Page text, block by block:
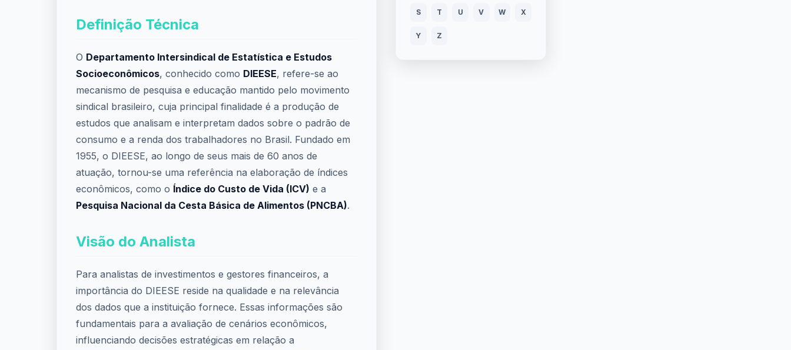
Definição Técnica
O Departamento Intersindical de Estatística e Estudos
Socioeconômicos, conhecido como DIEESE, refere-se ao
mecanismo de pesquisa e educação mantido pelo movimento
sindical brasileiro, cuja principal finalidade é a produção de
estudos que analisam e interpretam dados sobre o padrão de
consumo e a renda dos trabalhadores no Brasil. Fundado em
1955, o DIEESE, ao longo de seus mais de 60 anos de
atuação, tornou-se uma referência na elaboração de índices
econômicos, como o Índice do Custo de Vida (ICV) e a
Pesquisa Nacional da Cesta Básica de Alimentos (PNCBA).
Visão do Analista
Para analistas de investimentos e gestores financeiros, a
importância do DIEESE reside na qualidade e na relevância
dos dados que a instituição fornece. Essas informações são
fundamentais para a avaliação de cenários econômicos,
influenciando decisões estratégicas em relação a
S T U V W X
Y Z